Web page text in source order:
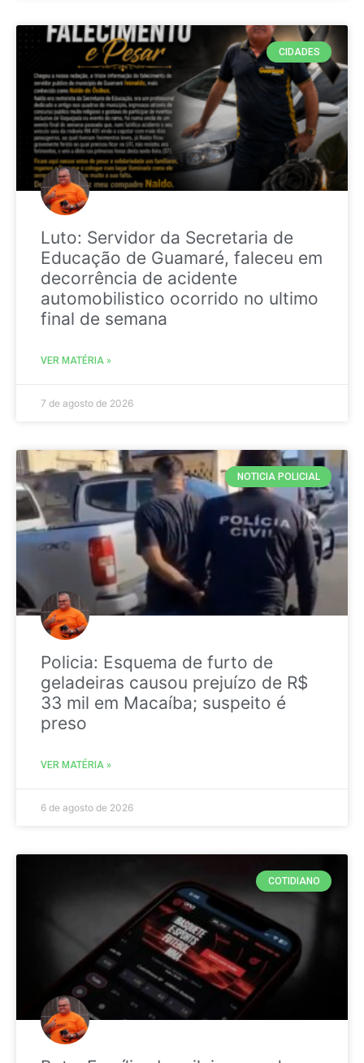
CIDADES
Luto: Servidor da Secretaria de
Educação de Guamaré, faleceu em
decorrência de acidente
automobilistico ocorrido no ultimo
final de semana
VER MATÉRIA »
7 de agosto de 2026
NOTICIA POLICIAL
Policia: Esquema de furto de
geladeiras causou prejuízo de R$
33 mil em Macaíba; suspeito é
preso
VER MATÉRIA »
6 de agosto de 2026
COTIDIANO